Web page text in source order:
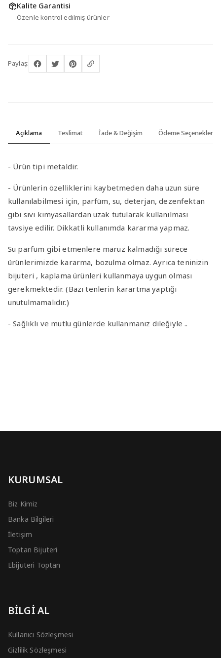
Kalite Garantisi
Özenle kontrol edilmiş ürünler
Paylaş:
Açıklama Teslimat İade & Değişim Ödeme Seçenekleri
- Ürün tipi metaldir.
- Ürünlerin özelliklerini kaybetmeden daha uzun süre
kullanılabilmesi için, parfüm, su, deterjan, dezenfektan
gibi sıvı kimyasallardan uzak tutularak kullanılması
tavsiye edilir. Dikkatli kullanımda kararma yapmaz.
Su parfüm gibi etmenlere maruz kalmadığı sürece
ürünlerimizde kararma, bozulma olmaz. Ayrıca teninizin
bijuteri , kaplama ürünleri kullanmaya uygun olması
gerekmektedir. (Bazı tenlerin karartma yaptığı
unutulmamalıdır.)
- Sağlıklı ve mutlu günlerde kullanmanız dileğiyle ..
KURUMSAL
Biz Kimiz
Banka Bilgileri
İletişim
Toptan Bijuteri
Ebijuteri Toptan
BİLGİ AL
Kullanıcı Sözleşmesi
Gizlilik Sözleşmesi